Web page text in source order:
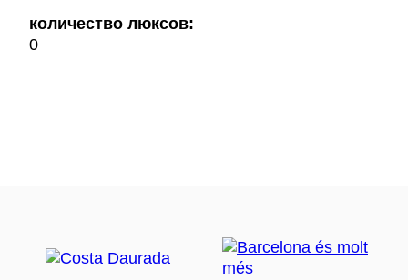
количество люксов:
0